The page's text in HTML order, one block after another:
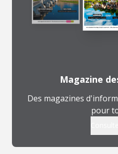
Magazine
Des magazines
pour